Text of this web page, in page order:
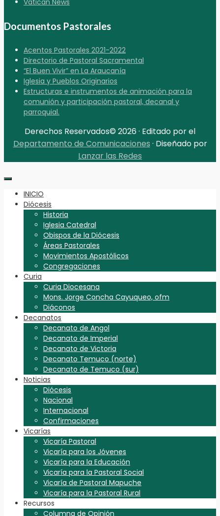
Documentos Pastorales
Acentos Pastorales 2021-2022
Directorio de Pastoral Sacramental
“El Buen Vivir” en La Araucanía
Iglesia y Pueblos Originarios
Estructuras e instrumentos de animación para la
comunión y participación pastoral, decanal y
parroquial.
Derechos Reservados© 2026 · Editado por el
Departamento de Comunicaciones · Diseñado por
Lanzar las Redes
INICIO
Diócesis
Historia
Iglesia Catedral
Obispos de la Diócesis
Áreas Pastorales
Movimientos Apostólicos
Congregaciones
Curia
Curia Diocesana
Mons. Jorge Concha Cayuqueo, ofm
Diáconos
Decanatos
Decanato de Angol
Decanato de Imperial
Decanato de Victoria
Decanato Temuco (norte)
Decanato de Temuco (sur)
Noticias
Diócesis
Nacional
Internacional
Confirmaciones
Vicarías
Vicaría Pastoral
Vicaría para los Jóvenes
Vicaría para la Educación
Vicaría para la Pastoral Social
Vicaría de Pastoral Mapuche
Vicaría para la Pastoral Rural
Recursos
Columna de Opinión